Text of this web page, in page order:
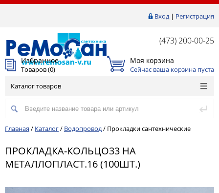
Вход| Регистрация
(473) 200-00-25
Избранное
Товаров (0)
Моя корзина
Сейчас ваша корзина пуста
Каталог товаров
Главная / Каталог/ Водопровод/ Прокладки сантехнические
ПРОКЛАДКА-КОЛЬЦО33 НА
МЕТАЛЛОПЛАСТ.16 (100ШТ.)